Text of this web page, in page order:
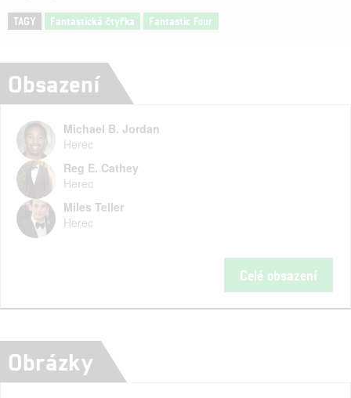
TAGY Fantastická čtyřka Fantastic Four
Obsazení
Michael B. Jordan
Herec
Reg E. Cathey
Herec
Miles Teller
Herec
Celé obsazení
Obrázky